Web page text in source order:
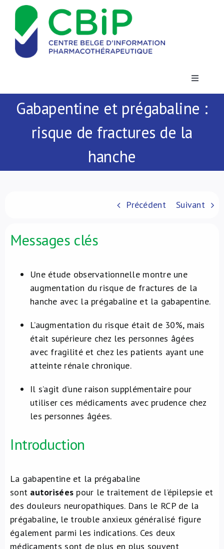
Passer
contenu
Toggle
Actualités
Publications
Formations
À propos de nous
Gabapentine et prégabaline :
risque de fractures de la
hanche
Précédent Suivant
Messages clés
Une étude observationnelle montre une
augmentation du risque de fractures de la
hanche avec la prégabaline et la gabapentine.
L’augmentation du risque était de 30%, mais
était supérieure chez les personnes âgées
avec fragilité et chez les patients ayant une
atteinte rénale chronique.
Il s’agit d’une raison supplémentaire pour
utiliser ces médicaments avec prudence chez
les personnes âgées.
Introduction
La gabapentine et la prégabaline
sont autorisées pour le traitement de l’épilepsie et
des douleurs neuropathiques. Dans le RCP de la
prégabaline, le trouble anxieux généralisé figure
également parmi les indications. Ces deux
médicaments sont de plus en plus souvent